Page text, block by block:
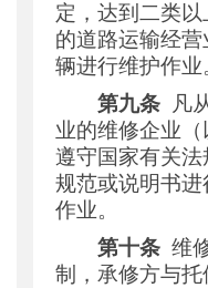
定，达到二类
的道路运输经
辆进行维护作业
第九条 凡
业的维修企业
遵守国家有关
规范或说明书
作业。
第十条 维
制，承修方与